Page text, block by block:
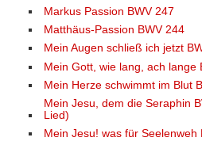
Markus Passion BWV 247
Matthäus-Passion BWV 244
Mein Augen schließ ich jetzt
Mein Gott, wie lang, ach lange
Mein Herze schwimmt im Blut
Mein Jesu, dem die Seraphin
Lied)
Mein Jesu! was für Seelenweh